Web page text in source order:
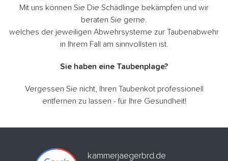
Mit uns können Sie Die Schädlinge bekämpfen und wir
beraten Sie gerne.
welches der jeweiligen Abwehrsysteme zur Taubenabwehr
in Ihrem Fall am sinnvollsten ist.
Sie haben eine Taubenplage?
Vergessen Sie nicht, Ihren Taubenkot professionell
entfernen zu lassen - für Ihre Gesundheit!
kammerjaegerbrd.de